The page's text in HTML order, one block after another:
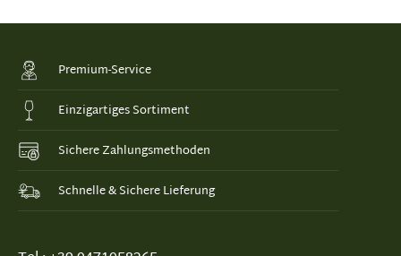
Premium-Service
Einzigartiges Sortiment
Sichere Zahlungsmethoden
Schnelle & Sichere Lieferung